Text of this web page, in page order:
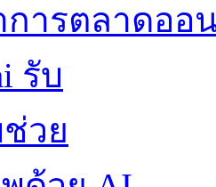
การตลาดออ